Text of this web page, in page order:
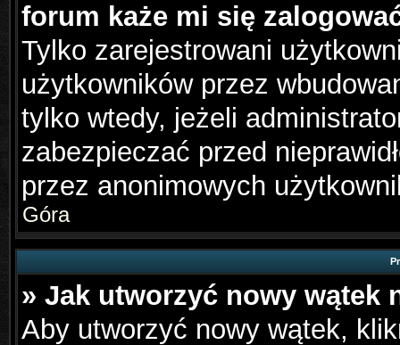
forum każe mi się
Tylko zarejestrowani
użytkowników przez
tylko wtedy, jeżeli
zabezpieczać przed
przez anonimowych
Góra
» Jak utworzyć nowy wątek
Aby utworzyć nowy wątek,